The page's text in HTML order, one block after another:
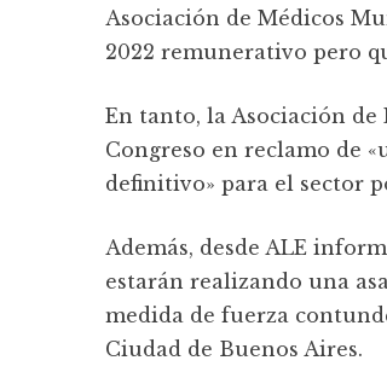
Asociación de Médicos
2022 remunerativo pero
En tanto, la Asociación
Congreso en reclamo de
definitivo» para el sector
Además, desde ALE
estarán realizando una
medida de fuerza
Ciudad de Buenos Aires.